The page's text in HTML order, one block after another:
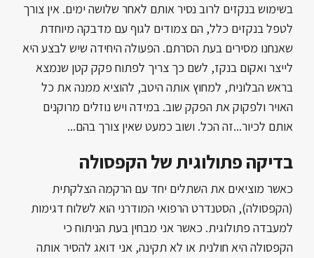
בשימוש בנקזים לרוב נסיר אותם לאחר שלושה ימים. אין צורך
לטפל בנקזים כלל, הם צמודים לגוף עם מדבקה מיוחדת
שאנחנו מסירים בעת הסרתם. הפעולה היחידה שיש לבצע היא
לייצר ואקום בנקז, לשם כך צריך לפתוח פקק קטן שנמצא
בראש הבלונית, למחוץ אותה היטב, להוציא ממנה את כל
האויר ולפקוק את הפקק שוב. במידה ויש נוזלים מרוקנים
אותם לכיור...זה הכל. ושוב כמעט שאין צורך בהם...
בדיקה פתולוגית של הקפסולה
כאשר מוציאים את השתלים יחד עם הרקמה הצלקתית
(הקפסולה), הסטנדרט הרפואי המודרני הוא לשלוח דגימות
למעבדה פתולוגית. כאשר אני מבחין בעת הניתוח כי
הקפסולה היא חולנית או לא תקינה, אני דואג להסיר אותה